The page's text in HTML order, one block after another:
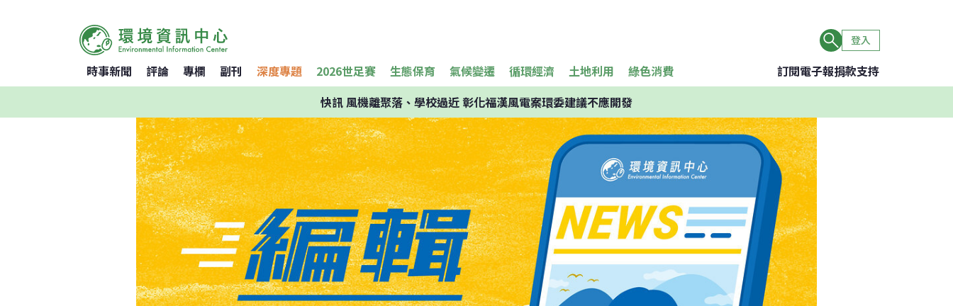
登入
時事新聞 評論 專欄 副刊 深度專題 2026世足賽 生態保育 氣候變遷 循環經濟 土地利用 綠色消費 訂閱電子報捐款支持
快訊風機離聚落、學校過近 彰化福漢風電案環委建議不應開發